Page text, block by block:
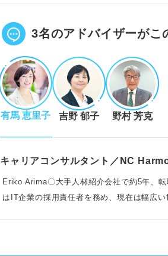
企業は生産性向上や組織活性化に
POINT：コンピテンシーとの違
う。
業務遂行能力を構成する要素と
考察力やビジネスマナー、コミ
保有能力と発揮能力の両方をバ
可能。
3名のアドバイザーがこ
有馬 恵里子 吉野 郁子 野村 芳克
キャリアコンサルタント／NC
Eriko Arima〇大手人材紹介会社で約5年、
はIT企業の採用責任者を務め、現在は幅広